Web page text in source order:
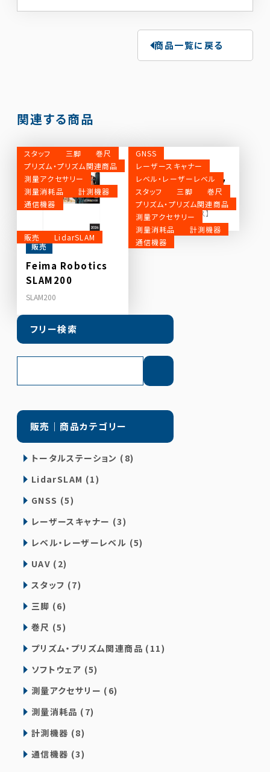
フリー検索
販売｜商品カテゴリー
トータルステーション (8)
LidarSLAM (1)
GNSS (5)
レーザースキャナー (3)
レベル・レーザーレベル (5)
UAV (2)
スタッフ (7)
三脚 (6)
巻尺 (5)
プリズム・プリズム関連商品 (11)
ソフトウェア (5)
測量アクセサリー (6)
測量消耗品 (7)
計測機器 (8)
通信機器 (3)
商品一覧に戻る
関連する商品
スタッフ 三脚
巻尺
プリズム・プリズム関連商品
測量アクセサリー
測量消耗品
計測機器
通信機器
販売
カタログ【大平産業】
カタログ【大平産業】
GNSS
レーザースキャナー
レベル・レーザーレベル
スタッフ
三脚
巻尺
プリズム・プリズム関連商品
測量アクセサリー
測量消耗品
計測機器
通信機器
販売
カタログ【マイゾック
ス】
カタログ【マイゾックス】
販売
LidarSLAM
販売
Feima Robotics
SLAM200
SLAM200